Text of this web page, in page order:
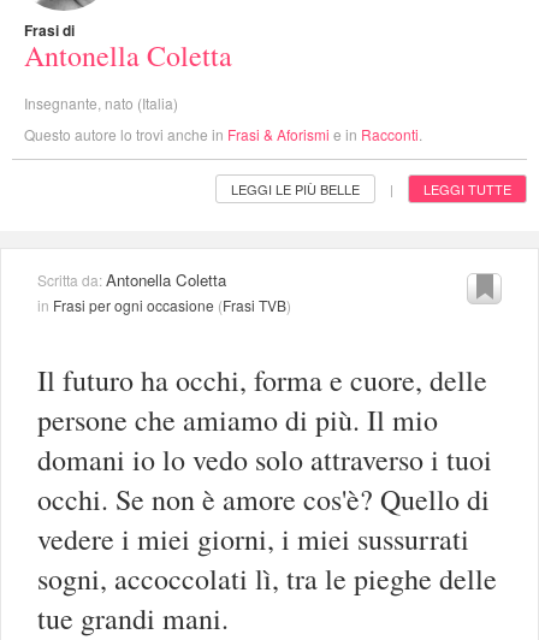
Frasi di
Antonella Coletta
Insegnante, nato (Italia)
Questo autore lo trovi anche in Frasi & Aforismi e in Racconti
LEGGI LE PIÙ BELLE | LEGGI TUTTE
Scritta da:Antonella Coletta
in Frasi per ogni occasione (Frasi TVB)
Il futuro ha occhi, forma e cuore, delle
persone che amiamo di più. Il mio
domani io lo vedo solo attraverso i tuoi
occhi. Se non è amore cos'è? Quello di
vedere i miei giorni, i miei sussurrati
sogni, accoccolati lì, tra le pieghe delle
tue grandi mani.